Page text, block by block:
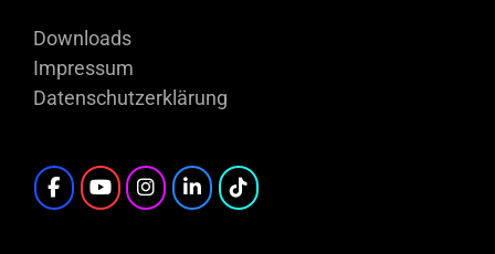
Downloads
Impressum
Datenschutzerklärung